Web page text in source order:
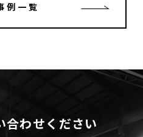
例一覧
合わせください